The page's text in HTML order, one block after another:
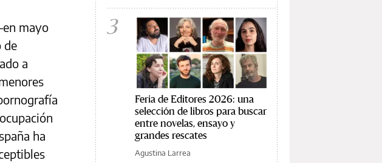
mayo
de
a
ha
3
Feria de Editores 2026: una
selección de libros para buscar
entre novelas, ensayo y
grandes rescates
Agustina Larrea